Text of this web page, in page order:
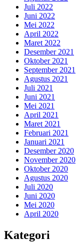
Juli 2022
Juni 2022
Mei 2022
April 2022
Maret 2022
Desember 2021
Oktober 2021
September 2021
Agustus 2021
Juli 2021
Juni 2021
Mei 2021
April 2021
Maret 2021
Februari 2021
Januari 2021
Desember 2020
November 2020
Oktober 2020
Agustus 2020
Juli 2020
Juni 2020
Mei 2020
April 2020
Kategori